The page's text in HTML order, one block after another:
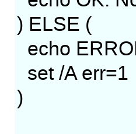
) ELSE (
echo
set /A err=1
)